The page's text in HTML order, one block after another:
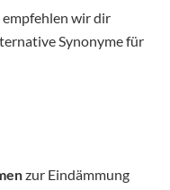
empfehlen wir dir
Synonyme für
zur Eindämmung